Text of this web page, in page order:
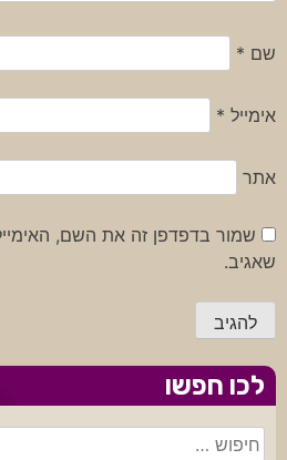
שם *
אימייל *
אתר
שמור בדפדפן זה את השם,
שאגיב.
לכו חפשו
חיפוש: